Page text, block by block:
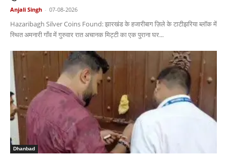
Anjali Singh - 07-08-2026
Hazaribagh Silver Coins Found: झारखंड के हजारीबाग ज़िले के टाटीझरिया ब्लॉक में
स्थित अमनारी गाँव में गुरुवार रात अचानक मिट्टी का एक पुराना घर...
Dhanbad